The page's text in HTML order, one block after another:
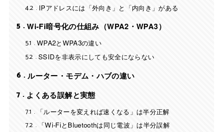
4.2 IPアドレスには「外向き」と「内向き」がある
5
Wi-Fi暗号化の仕組み（WPA2・WPA3）
5.1
WPA2とWPA3の違い
5.2 SSIDを非表示にしても安全にならない
6 ルーター・モデム・ハブの違い
7
よくある誤解と実態
7.1
「ルーターを変えれば速くなる」は半分正解
7.2 「Wi-FiとBluetoothは同じ電波」は半分誤解